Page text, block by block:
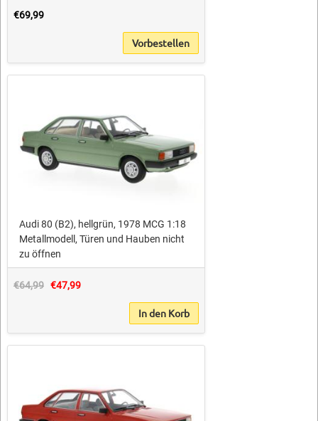
€69,99
Vorbestellen
Audi 80 (B2), hellgrün, 1978 MCG 1:18
Metallmodell, Türen und Hauben nicht
zu öffnen
€64,99 €47,99
In den Korb